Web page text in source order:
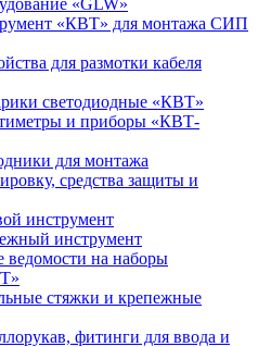
«GLW»
«КВТ» для монтажа СИП
для размотки кабеля
светодиодные «КВТ»
и приборы «КВТ-
для монтажа
средства защиты и
инструмент
инструмент
ведомости на наборы
стяжки и крепежные
фитинги для ввода и